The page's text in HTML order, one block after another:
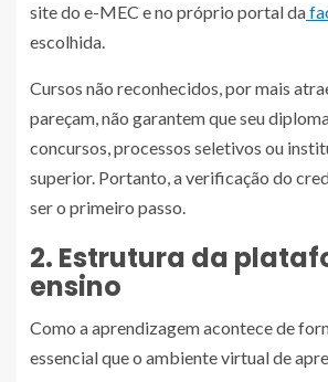
site do e-MEC e no próprio portal da
escolhida.
Cursos não reconhecidos, por mais
pareçam, não garantem que seu
concursos, processos seletivos ou
superior. Portanto, a verificação do
ser o primeiro passo.
2. Estrutura da
ensino
Como a aprendizagem acontece de
essencial que o ambiente virtual de